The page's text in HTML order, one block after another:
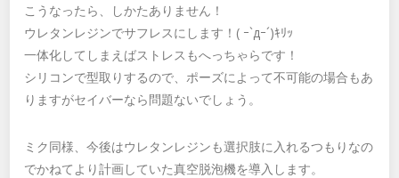
こうなったら、しかたありません！
ウレタンレジンでサフレスにします！( ｰ`дｰ´)ｷﾘｯ
一体化してしまえばストレスもへっちゃらです！
シリコンで型取りするので、ポーズによって不可能の場合もあ
りますがセイバーなら問題ないでしょう。
ミク同様、今後はウレタンレジンも選択肢に入れるつもりなの
でかねてより計画していた真空脱泡機を導入します。